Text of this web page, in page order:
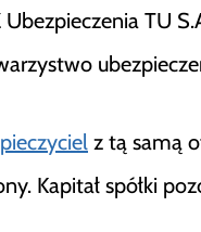
TU
z tą samą
Kapitał spółki